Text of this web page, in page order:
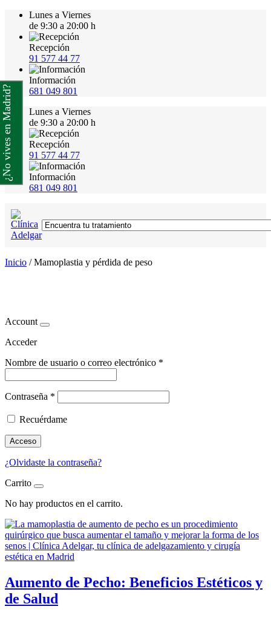
Lunes a Viernes
de 9:30 a 20:00 h
Recepción
91 577 44 77
Información
681 049 801
Lunes a Viernes
de 9:30 a 20:00 h
Recepción
91 577 44 77
Información
681 049 801
Inicio /Mamoplastia y pérdida de peso
Account
Acceder
Nombre de usuario o correo electrónico *
Contraseña *
Recuérdame
Acceso
¿Olvidaste la contraseña?
Carrito
No hay productos en el carrito.
Aumento de Pecho: Beneficios Estéticos y
de Salud
¿No vives en Madrid?